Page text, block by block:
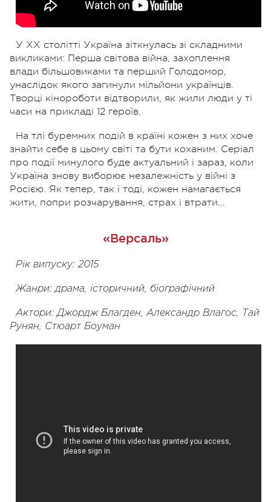
У ХХ столітті Україна зіткнулась зі складними
викликами: Перша світова війна, захоплення
влади більшовиками та перший Голодомор,
унаслідок якого загинули мільйони українців.
Творці кінороботи відтворили, як жили люди у ті
часи на прикладі 12 героїв.
На тлі буремних подій в країні кожен з них хоче
знайти себе в цьому світі та бути коханим. Серіал
про події минулого буде актуальний і зараз, коли
Україна знову виборює незалежність у війні з
Росією. Як тепер, так і тоді, кожен намагається
жити, попри розчарування, страх і втрати...
«Версаль»
Рік випуску: 2015
Жанри: драма, історичний, біографічний
Актори: Джордж Благден, Александр Влагос, Тай
Рунян, Стюарт Боуман